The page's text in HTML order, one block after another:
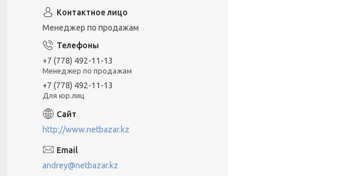
Менеджер по продажам
+7 (778) 492-11-13
Менеджер по продажам
+7 (778) 492-11-13
Для юр.лиц
http://www.netbazar.kz
andrey@netbazar.kz